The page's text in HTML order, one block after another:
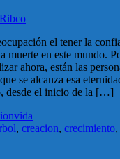
el tener la
muerte en este mundo.
ahora, están las
se alcanza esa
desde el inicio de la […]
vida
, creacion, crecimiento,